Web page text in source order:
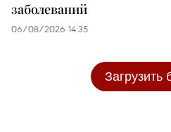
заболеваний
06/08/2026 14:35
Загрузить